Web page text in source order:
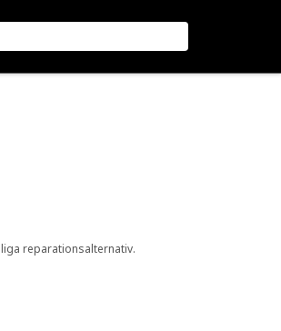
reparationsalternativ.